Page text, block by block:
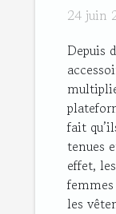
24 juin
Depuis
fait
tenues
effet,
les